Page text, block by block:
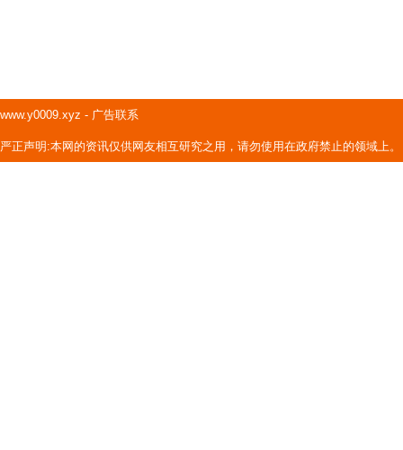
www.y0009.xyz - 广告联系
严正声明:本网的资讯仅供网友相互研究之用，请勿使用在政府禁止的领域上。